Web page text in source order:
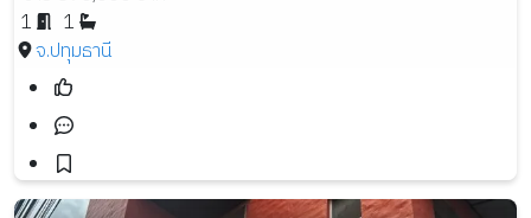
1
1
จ.ปทุมธานี